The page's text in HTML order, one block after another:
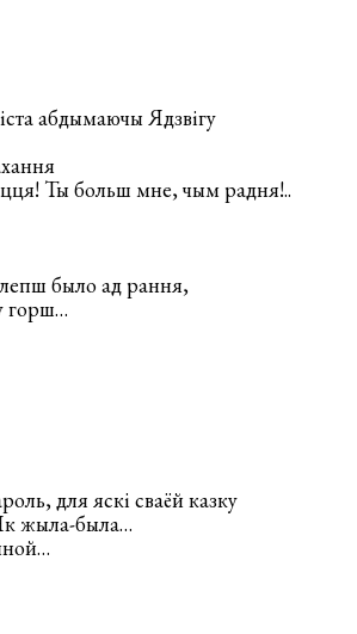
абдымаючы Ядзвігу
Ты больш мне, чым радня!..
было ад рання,
горш…
для яскі сваёй казку
жыла-была…